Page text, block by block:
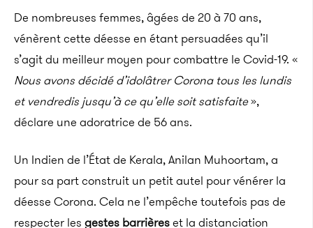
De nombreuses femmes, âgées de 20 à 70 ans,
vénèrent cette déesse en étant persuadées qu’il
s’agit du meilleur moyen pour combattre le Covid-19. «
Nous avons décidé d’idolâtrer Corona tous les lundis
et vendredis jusqu’à ce qu’elle soit satisfaite»,
déclare une adoratrice de 56 ans.
Un Indien de l’État de Kerala, Anilan Muhoortam, a
pour sa part construit un petit autel pour vénérer la
déesse Corona. Cela ne l’empêche toutefois pas de
respecter les gestes barrièreset la distanciation